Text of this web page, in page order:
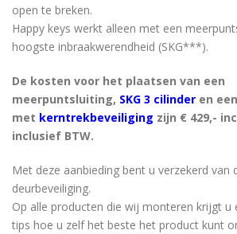
open te breken.
Happy keys werkt alleen met een
hoogste inbraakwerendheid (SKG***).
De kosten voor het plaatsen van een
meerpuntsluiting, SKG 3 cilinder en
met kerntrekbeveiliging zijn € 429,-
inclusief BTW.
Met deze aanbieding bent u verzekerd van
deurbeveiliging.
Op alle producten die wij monteren krijgt u
tips hoe u zelf het beste het product kunt